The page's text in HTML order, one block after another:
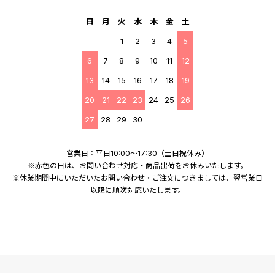
日 月 火 水 木 金
土
1
2 3 4
5
6
7 8 9 10 11
12
13
14 15 16 17 18
19
20
21 22 23 24 25
26
27
28 29 30
営業日：平日10:00～17:30（土日祝休み）
※赤色の日は、お問い合わせ対応・商品出荷をお休みいたします。
※休業期間中にいただいたお問い合わせ・ご注文につきましては、翌営業日
以降に順次対応いたします。